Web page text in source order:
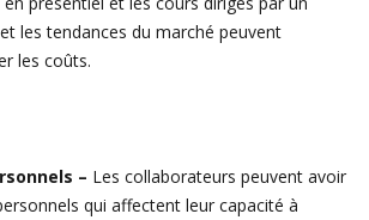
les tendances du marché peuvent
les coûts.
– Les collaborateurs peuvent avoir
qui affectent leur capacité à